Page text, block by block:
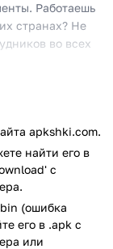
Работаешь
странах? Не
во всех
заявку,
После
рабочим
без
apkshki.com.
найти его в
с
(ошибка
его в .apk с
или